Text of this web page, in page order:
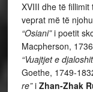
XVIII dhe të
veprat më të
“Osiani”i poetit
Macpherson,
“Vuajtjet e
Goethe, 1749-
re”i Zhan-Zhak